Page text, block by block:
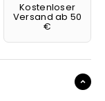
Kostenloser
Versand ab 50
€